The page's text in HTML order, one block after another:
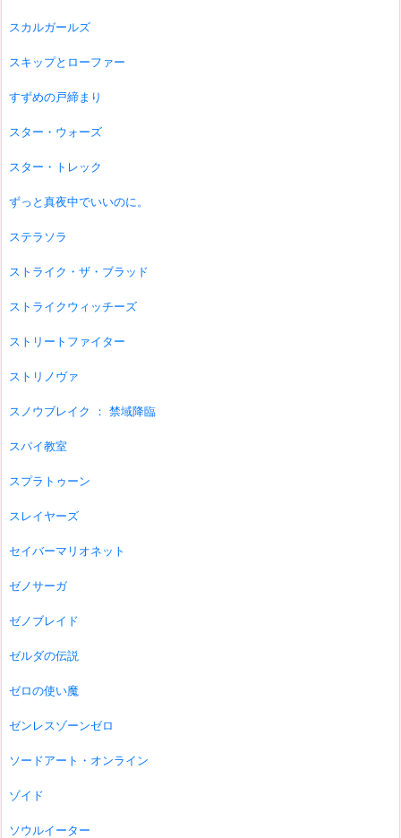
スカルガールズ
スキップとローファー
すずめの戸締まり
スター・ウォーズ
スター・トレック
ずっと真夜中でいいのに。
ステラソラ
ストライク・ザ・ブラッド
ストライクウィッチーズ
ストリートファイター
ストリノヴァ
スノウブレイク ： 禁域降臨
スパイ教室
スプラトゥーン
スレイヤーズ
セイバーマリオネット
ゼノサーガ
ゼノブレイド
ゼルダの伝説
ゼロの使い魔
ゼンレスゾーンゼロ
ソードアート・オンライン
ゾイド
ソウルイーター